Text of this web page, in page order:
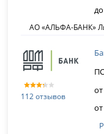
АО «АЛЬФА-БАНК»
112 отзывов